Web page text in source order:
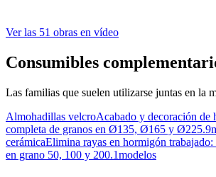
Ver las 51 obras en vídeo
Consumibles
Las familias que suelen utilizarse juntas en la
Almohadillas velcroAcabado y decoración de
completa de granos en Ø135, Ø165 y Ø225.
cerámicaElimina rayas en hormigón
en grano 50, 100 y 200.1modelos